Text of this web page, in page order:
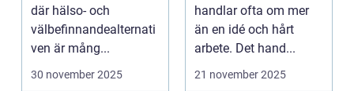
där hälso- och
välbefinnandealternati
ven är mång...
30 november 2025
handlar ofta om mer
än en idé och hårt
arbete. Det hand...
21 november 2025